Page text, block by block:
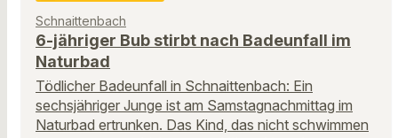
Schnaittenbach
6-jähriger Bub stirbt nach Badeunfall im
Naturbad
Tödlicher Badeunfall in Schnaittenbach: Ein
sechsjähriger Junge ist am Samstagnachmittag im
Naturbad ertrunken. Das Kind, das nicht schwimmen